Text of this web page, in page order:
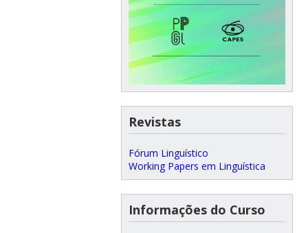
Revistas
Fórum Linguístico
Working Papers em Linguística
Informações do Curso